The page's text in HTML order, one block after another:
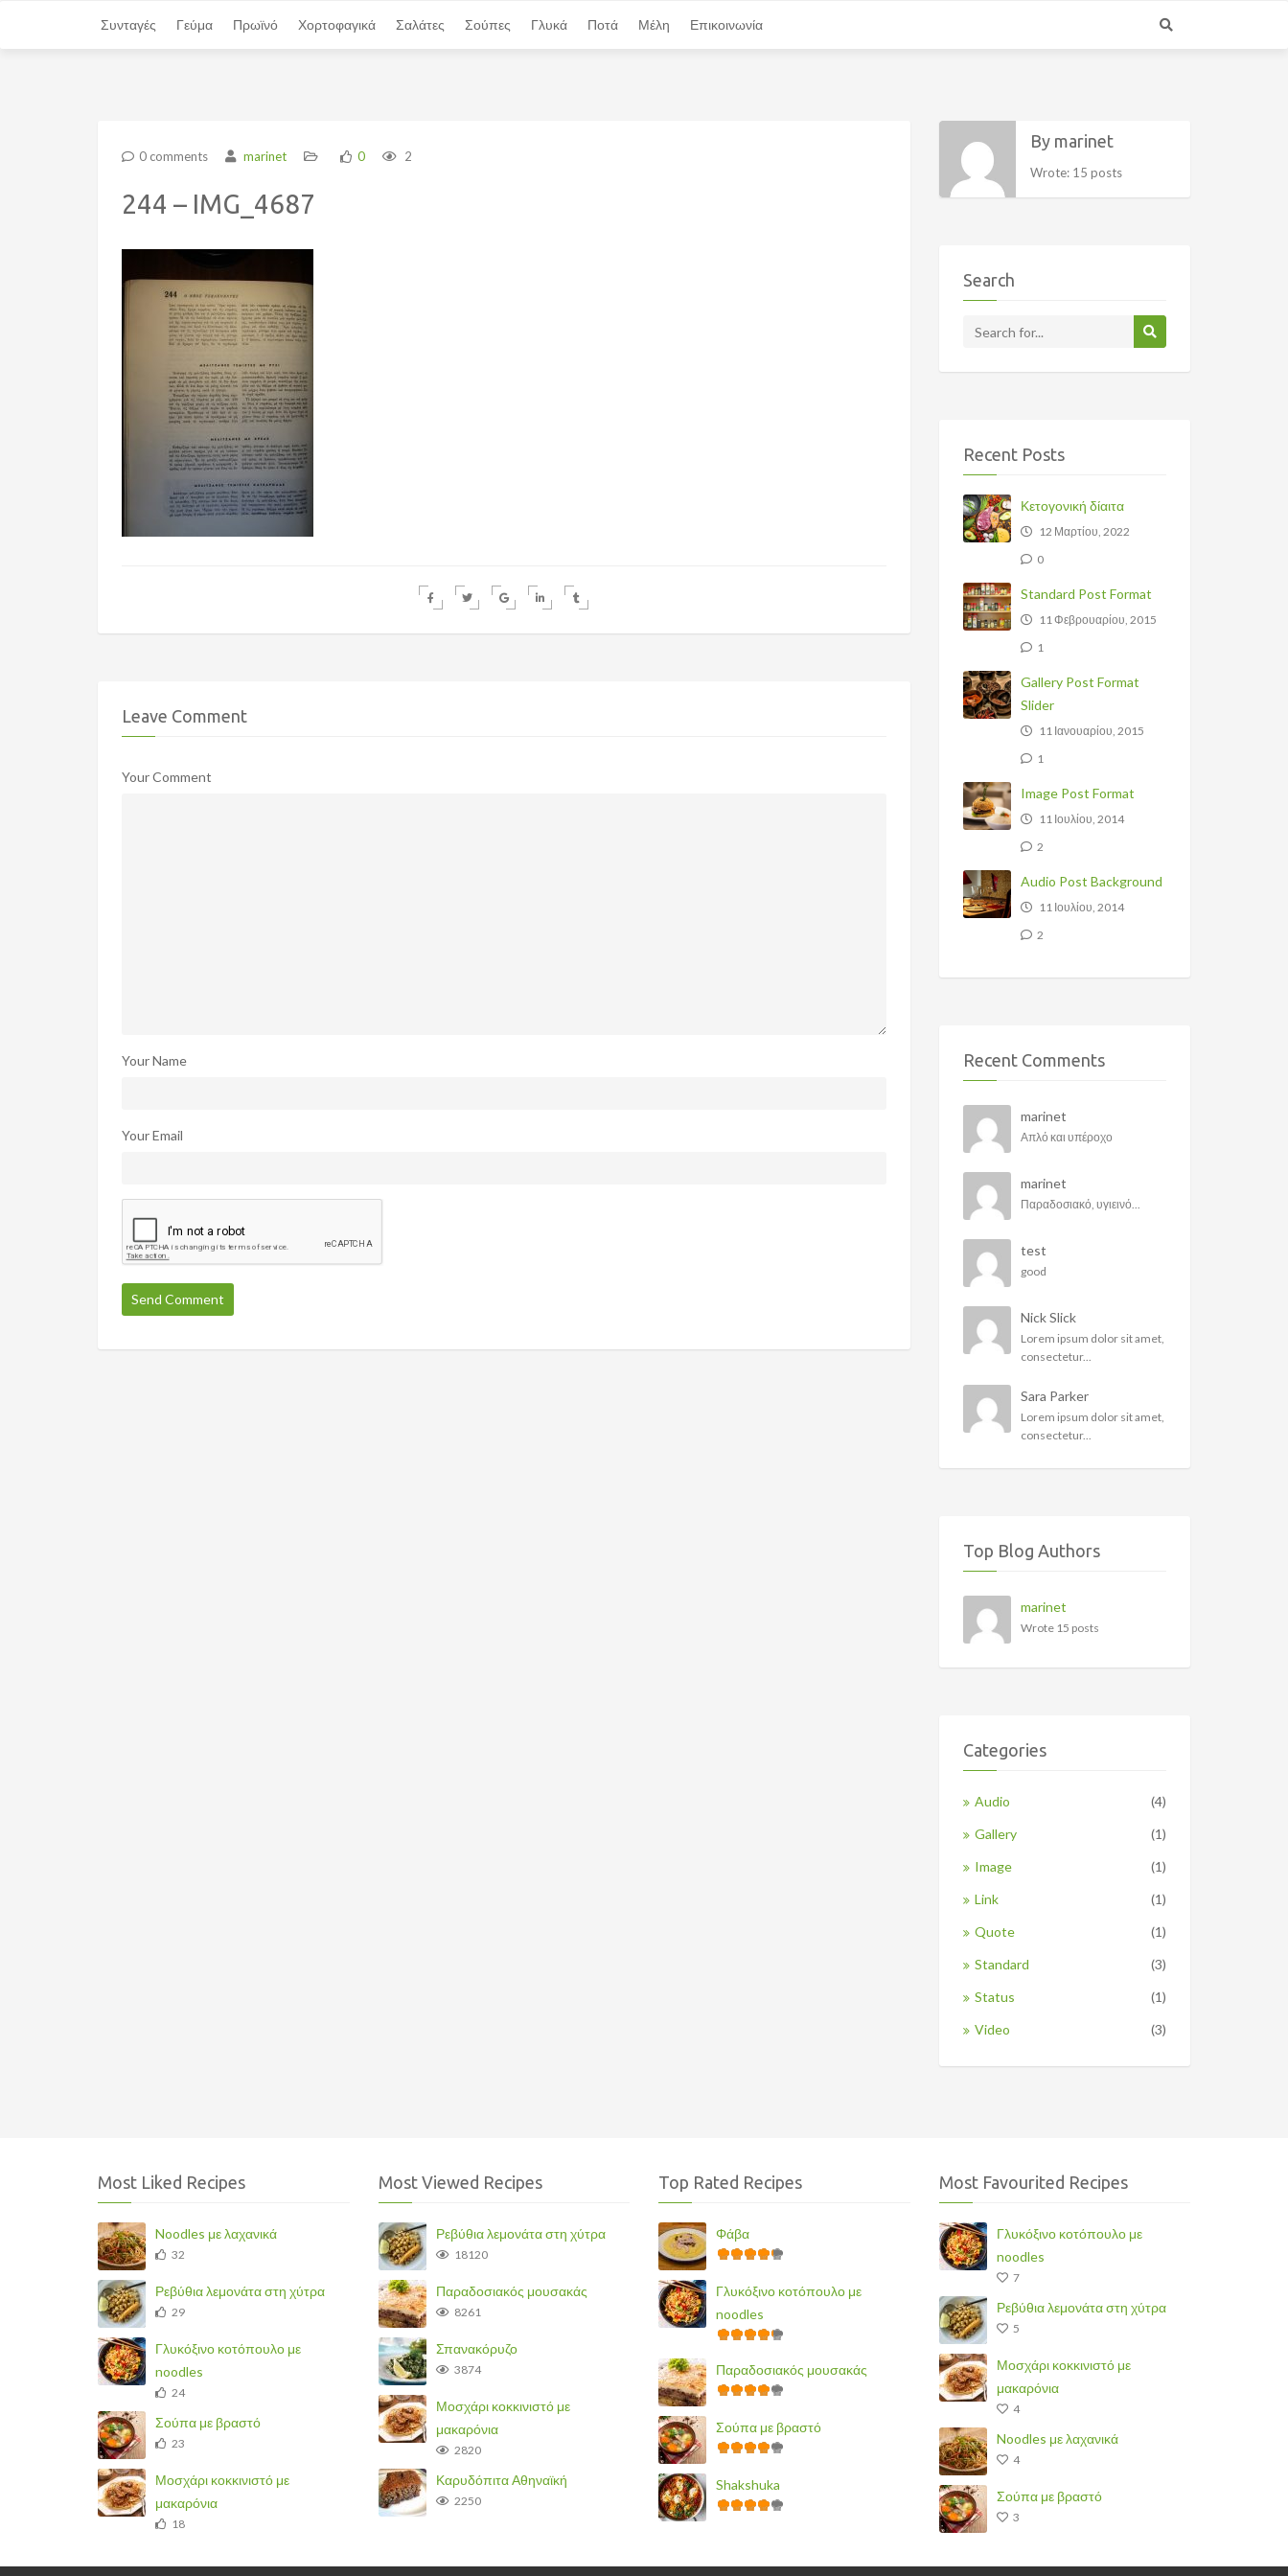
Συνταγές Γεύμα Πρωϊνό Χορτοφαγικά Σαλάτες Σούπες Γλυκά Ποτά Μέλη Επικοινωνία
0 comments marinet 0 2
244 – IMG_4687
Leave Comment
Your Comment
Your Name
Your Email
By marinet
Wrote: 15 posts
Search
Recent Posts
Κετογονική δίαιτα
12 Μαρτίου, 2022
0
Standard Post Format
11 Φεβρουαρίου, 2015
1
Gallery Post Format
Slider
11 Ιανουαρίου, 2015
1
Image Post Format
11 Ιουλίου, 2014
2
Audio Post Background
11 Ιουλίου, 2014
2
Recent Comments
marinet
Απλό και υπέροχο
marinet
Παραδοσιακό, υγιεινό...
test
good
Nick Slick
Lorem ipsum dolor sit amet,
consectetur...
Sara Parker
Lorem ipsum dolor sit amet,
consectetur...
Top Blog Authors
marinet
Wrote 15 posts
Categories
Audio
(4)
Gallery
(1)
Image
(1)
Link
(1)
Quote
(1)
Standard
(3)
Status
(1)
Video
(3)
Most Liked Recipes
Noodles με λαχανικά
32
Ρεβύθια λεμονάτα στη χύτρα
29
Γλυκόξινο κοτόπουλο με
noodles
24
Σούπα με βραστό
23
Μοσχάρι κοκκινιστό με
μακαρόνια
18
Most Viewed Recipes
Ρεβύθια λεμονάτα στη χύτρα
18120
Παραδοσιακός μουσακάς
8261
Σπανακόρυζο
3874
Μοσχάρι κοκκινιστό με
μακαρόνια
2820
Καρυδόπιτα Αθηναϊκή
2250
Top Rated Recipes
Φάβα
Γλυκόξινο κοτόπουλο με
noodles
Παραδοσιακός μουσακάς
Σούπα με βραστό
Shakshuka
Most Favourited Recipes
Γλυκόξινο κοτόπουλο με
noodles
7
Ρεβύθια λεμονάτα στη χύτρα
5
Μοσχάρι κοκκινιστό με
μακαρόνια
4
Noodles με λαχανικά
4
Σούπα με βραστό
3
Συνταγές Γεύμα Πρωϊνό Χορτοφαγικά Σαλάτες Σούπες Γλυκά Ποτά Μέλη Επικοινωνία